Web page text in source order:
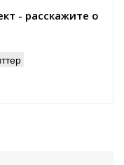
- расскажите о